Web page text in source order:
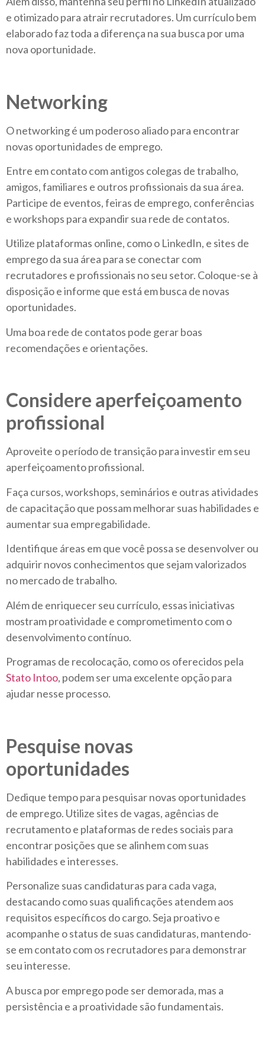
e otimizado para atrair recrutadores. Um currículo bem
elaborado faz toda a diferença na sua busca por uma
nova oportunidade.
Networking
O networking é um poderoso aliado para encontrar
novas oportunidades de emprego.
Entre em contato com antigos colegas de trabalho,
amigos, familiares e outros profissionais da sua área.
Participe de eventos, feiras de emprego, conferências
e workshops para expandir sua rede de contatos.
Utilize plataformas online, como o LinkedIn, e sites de
emprego da sua área para se conectar com
recrutadores e profissionais no seu setor. Coloque-se à
disposição e informe que está em busca de novas
oportunidades.
Uma boa rede de contatos pode gerar boas
recomendações e orientações.
Considere aperfeiçoamento
profissional
Aproveite o período de transição para investir em seu
aperfeiçoamento profissional.
Faça cursos, workshops, seminários e outras atividades
de capacitação que possam melhorar suas habilidades e
aumentar sua empregabilidade.
Identifique áreas em que você possa se desenvolver ou
adquirir novos conhecimentos que sejam valorizados
no mercado de trabalho.
Além de enriquecer seu currículo, essas iniciativas
mostram proatividade e comprometimento com o
desenvolvimento contínuo.
Programas de recolocação, como os oferecidos pela
Stato Intoo, podem ser uma excelente opção para
ajudar nesse processo.
Pesquise novas
oportunidades
Dedique tempo para pesquisar novas oportunidades
de emprego. Utilize sites de vagas, agências de
recrutamento e plataformas de redes sociais para
encontrar posições que se alinhem com suas
habilidades e interesses.
Personalize suas candidaturas para cada vaga,
destacando como suas qualificações atendem aos
requisitos específicos do cargo. Seja proativo e
acompanhe o status de suas candidaturas, mantendo-
se em contato com os recrutadores para demonstrar
seu interesse.
A busca por emprego pode ser demorada, mas a
persistência e a proatividade são fundamentais.